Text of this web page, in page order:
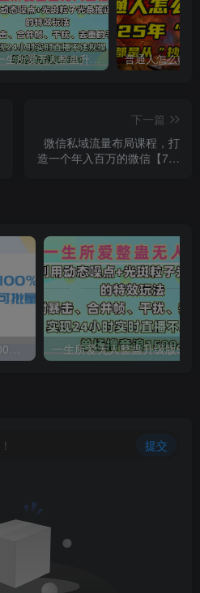
一生所爱无人整蛊升级版9.0，利用动态噪点+光斑粒子光条推进的特效玩法，内附暴击、合并帧、干扰、去重的手法，实现24小时实时直播不违规操，单场日入1500+，小白也能无脑驾驭
下一篇
微信私域流量布局课程，打
造一个年入百万的微信【7节
提交